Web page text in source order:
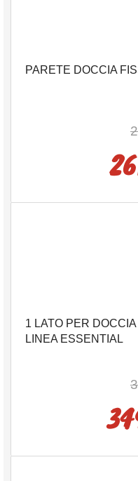
PARETE DOCCIA
1 LATO PER
LINEA ESSENTIAL